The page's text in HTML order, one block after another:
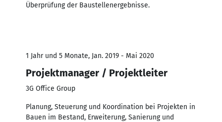
Überprüfung der Baustellenergebnisse.
1 Jahr und 5 Monate, Jan. 2019 - Mai 2020
Projektmanager / Projektleiter
3G Office Group
Planung, Steuerung und Koordination bei Projekten in
Bauen im Bestand, Erweiterung, Sanierung und